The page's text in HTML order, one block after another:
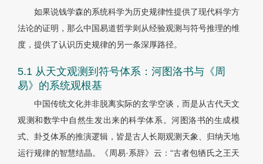
如果说钱学森的系统科学为历史规律性提供了现代科学方
法论的证明，那么中国易道哲学则从经验观测与符号推理的维
度，提供了认识历史规律的另一条深厚路径。
5.1 从天文观测到符号体系：河图洛书与《周
易》的系统观根基
中国传统文化并非脱离实际的玄学空谈，而是从古代天文
观测和数学中自然生发出来的科学体系。河图洛书的生成模
式、卦爻体系的推演逻辑，皆是古人长期观测天象、归纳天地
运行规律的智慧结晶。《周易·系辞》云：“古者包牺氏之王天